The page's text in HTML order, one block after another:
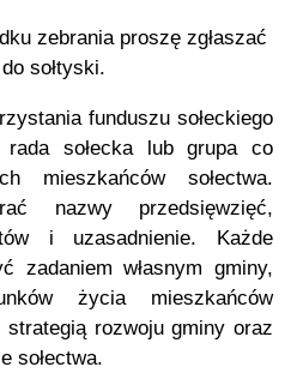
zebrania proszę zgłaszać
sołtyski.
funduszu sołeckiego
rada sołecka lub grupa co
mieszkańców sołectwa.
nazwy przedsięwzięć,
i uzasadnienie. Każde
zadaniem własnym gminy,
życia mieszkańców
strategią rozwoju gminy oraz
sołectwa.